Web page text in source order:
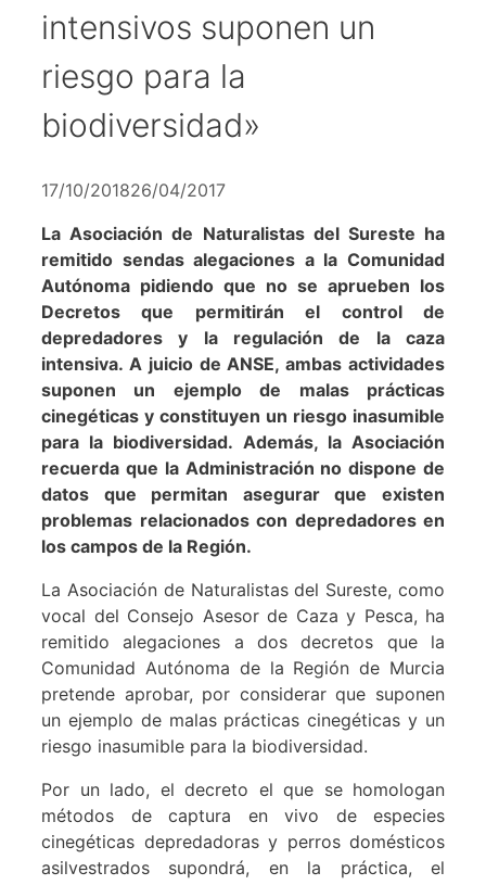
intensivos suponen un
riesgo para la
biodiversidad»
17/10/201826/04/2017
La Asociación de Naturalistas del Sureste ha
remitido sendas alegaciones a la Comunidad
Autónoma pidiendo que no se aprueben los
Decretos que permitirán el control de
depredadores y la regulación de la caza
intensiva. A juicio de ANSE, ambas actividades
suponen un ejemplo de malas prácticas
cinegéticas y constituyen un riesgo inasumible
para la biodiversidad. Además, la Asociación
recuerda que la Administración no dispone de
datos que permitan asegurar que existen
problemas relacionados con depredadores en
los campos de la Región.
La Asociación de Naturalistas del Sureste, como
vocal del Consejo Asesor de Caza y Pesca, ha
remitido alegaciones a dos decretos que la
Comunidad Autónoma de la Región de Murcia
pretende aprobar, por considerar que suponen
un ejemplo de malas prácticas cinegéticas y un
riesgo inasumible para la biodiversidad.
Por un lado, el decreto el que se homologan
métodos de captura en vivo de especies
cinegéticas depredadoras y perros domésticos
asilvestrados supondrá, en la práctica, el